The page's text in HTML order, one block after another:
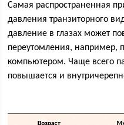
Самая распространенная
давления транзиторного
давление в глазах может
переутомления, например,
компьютером. Чаще всего
повышается и